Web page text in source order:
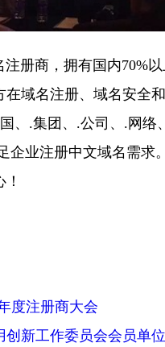
商，拥有国内70%以
域名注册、域名安全
、.集团、.公司、.网络
企业注册中文域名需求
！
度注册商大会
创新工作委员会会员单位